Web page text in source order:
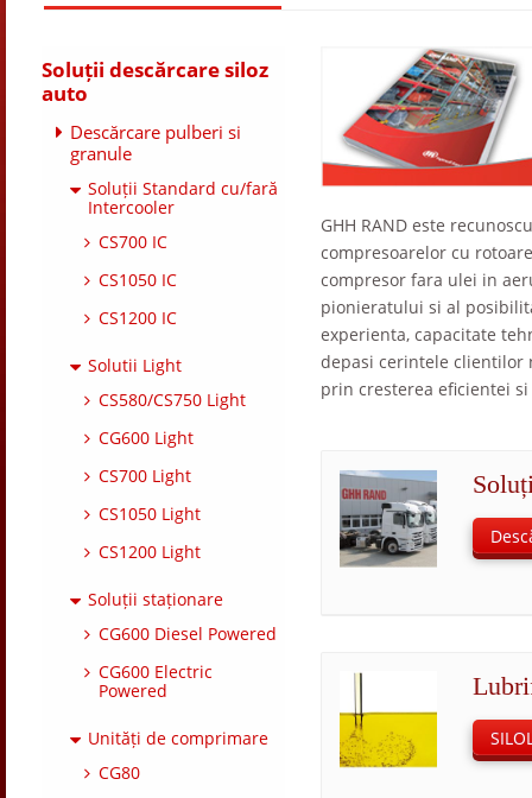
Soluții descărcare siloz
auto
Descărcare pulberi si
granule
Soluții Standard cu/fară
Intercooler
CS700 IC
CS1050 IC
CS1200 IC
Solutii Light
CS580/CS750 Light
CG600 Light
CS700 Light
CS1050 Light
CS1200 Light
Soluții staționare
CG600 Diesel Powered
CG600 Electric
Powered
Unități de comprimare
CG80
GHH RAND este
compresoarelor cu
compresor fara ulei in
pionieratului si al
experienta, capacitate
depasi cerintele clientilor
prin cresterea eficientei